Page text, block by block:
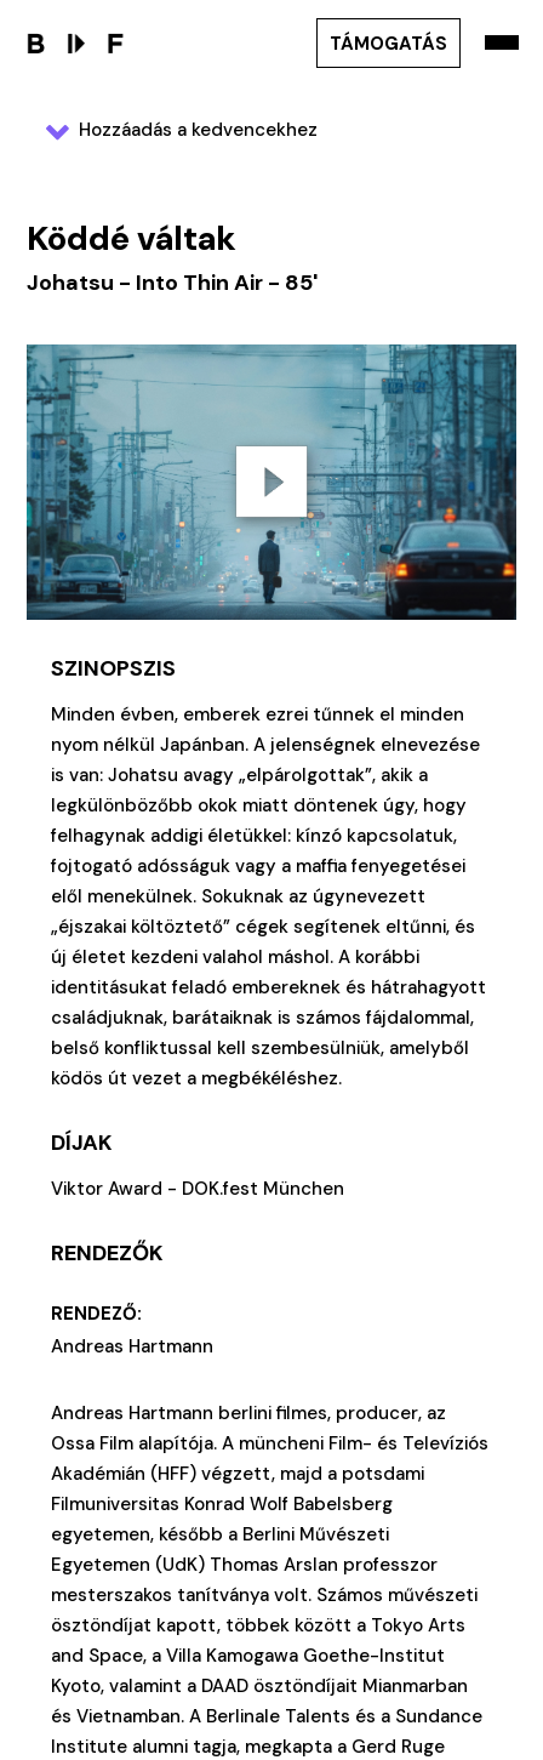
TÁMOGATÁS
Hozzáadás a kedvencekhez
Köddé váltak
Johatsu - Into Thin Air - 85'
SZINOPSZIS
Minden évben, emberek ezrei tűnnek el minden
nyom nélkül Japánban. A jelenségnek elnevezése
is van: Johatsu avagy „elpárolgottak”, akik a
legkülönbözőbb okok miatt döntenek úgy, hogy
felhagynak addigi életükkel: kínzó kapcsolatuk,
fojtogató adósságuk vagy a maffia fenyegetései
elől menekülnek. Sokuknak az úgynevezett
„éjszakai költöztető” cégek segítenek eltűnni, és
új életet kezdeni valahol máshol. A korábbi
identitásukat feladó embereknek és hátrahagyott
családjuknak, barátaiknak is számos fájdalommal,
belső konfliktussal kell szembesülniük, amelyből
ködös út vezet a megbékéléshez.
DÍJAK
Viktor Award - DOK.fest München
RENDEZŐK
RENDEZŐ:
Andreas Hartmann
Andreas Hartmann berlini filmes, producer, az
Ossa Film alapítója. A müncheni Film- és Televíziós
Akadémián (HFF) végzett, majd a potsdami
Filmuniversitas Konrad Wolf Babelsberg
egyetemen, később a Berlini Művészeti
Egyetemen (UdK) Thomas Arslan professzor
mesterszakos tanítványa volt. Számos művészeti
ösztöndíjat kapott, többek között a Tokyo Arts
and Space, a Villa Kamogawa Goethe-Institut
Kyoto, valamint a DAAD ösztöndíjait Mianmarban
és Vietnamban. A Berlinale Talents és a Sundance
Institute alumni tagja, megkapta a Gerd Ruge